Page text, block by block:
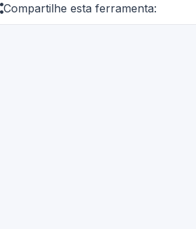
Compartilhe esta ferramenta: